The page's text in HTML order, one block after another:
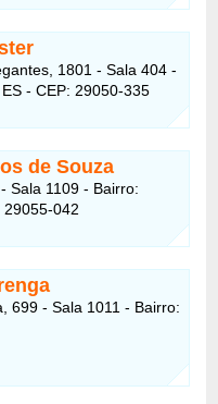
1801 - Sala 404 -
- CEP: 29050-335
de Souza
Sala 1109 - Bairro:
29055-042
699 - Sala 1011 - Bairro: